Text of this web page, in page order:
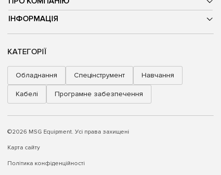
ІНФОРМАЦІЯ
КАТЕГОРІЇ
Обладнання Спецінструмент Навчання
Кабелі Програмне забезпечення
©2026 MSG Equipment. Усі права захищені
Карта сайту
Політика конфіденційності